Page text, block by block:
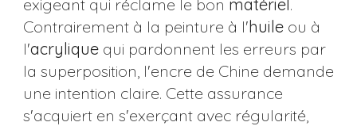
exigeant qui réclame le bon matériel.
Contrairement à la peinture à l'huileou à
l'acryliquequi pardonnent les erreurs par
la superposition, l'encre de Chine demande
une intention claire. Cette assurance
s'acquiert en s'exerçant avec régularité,